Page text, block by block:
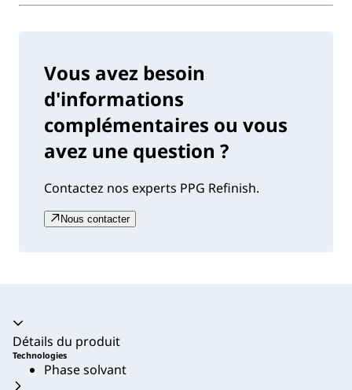
Vous avez besoin
d'informations
complémentaires ou vous
avez une question ?
Contactez nos experts PPG Refinish.
Nous contacter
Accordéon fermé
Détails du produit
Technologies
Phase solvant